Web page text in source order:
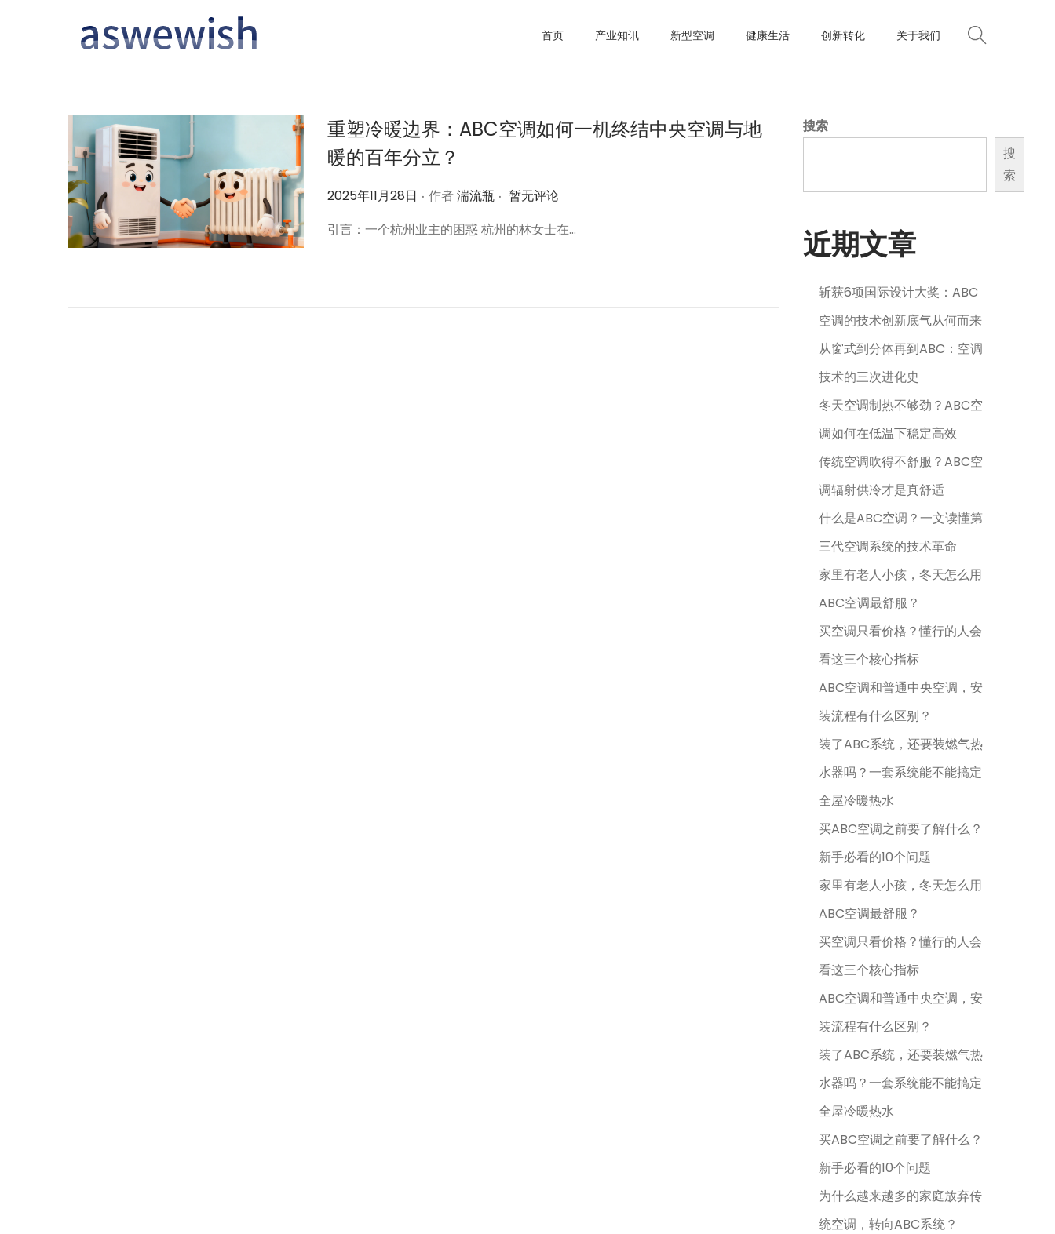
首页 产业知讯 新型空调 健康生活 创新转化 关于我们
重塑冷暖边界：ABC空调如何一机终结中央空调与地
暖的百年分立？
作
2025年11月28日 . 作者湍流瓶 . 暂无评论
引言：一个杭州业主的困惑 杭州的林女士在…
搜索
搜
索
近期文章
斩获6项国际设计大奖：ABC
空调的技术创新底气从何而来
从窗式到分体再到ABC：空调
技术的三次进化史
冬天空调制热不够劲？ABC空
调如何在低温下稳定高效
传统空调吹得不舒服？ABC空
调辐射供冷才是真舒适
什么是ABC空调？一文读懂第
三代空调系统的技术革命
家里有老人小孩，冬天怎么用
ABC空调最舒服？
买空调只看价格？懂行的人会
看这三个核心指标
ABC空调和普通中央空调，安
装流程有什么区别？
装了ABC系统，还要装燃气热
水器吗？一套系统能不能搞定
全屋冷暖热水
买ABC空调之前要了解什么？
新手必看的10个问题
家里有老人小孩，冬天怎么用
ABC空调最舒服？
买空调只看价格？懂行的人会
看这三个核心指标
ABC空调和普通中央空调，安
装流程有什么区别？
装了ABC系统，还要装燃气热
水器吗？一套系统能不能搞定
全屋冷暖热水
买ABC空调之前要了解什么？
新手必看的10个问题
为什么越来越多的家庭放弃传
统空调，转向ABC系统？